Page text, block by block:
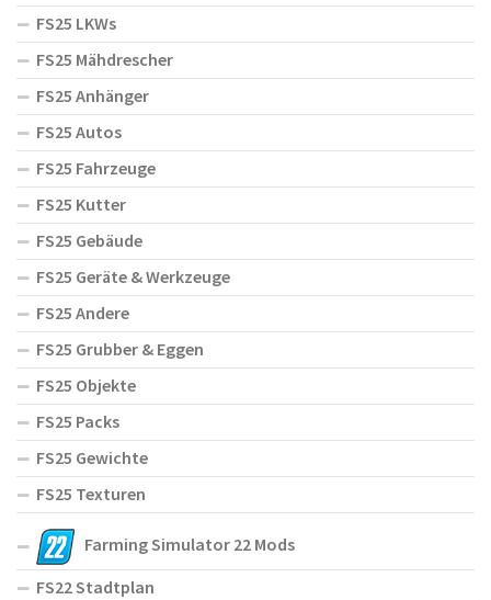
FS25 LKWs
FS25 Mähdrescher
FS25 Anhänger
FS25 Autos
FS25 Fahrzeuge
FS25 Kutter
FS25 Gebäude
FS25 Geräte & Werkzeuge
FS25 Andere
FS25 Grubber & Eggen
FS25 Objekte
FS25 Packs
FS25 Gewichte
FS25 Texturen
Farming Simulator 22 Mods
FS22 Stadtplan